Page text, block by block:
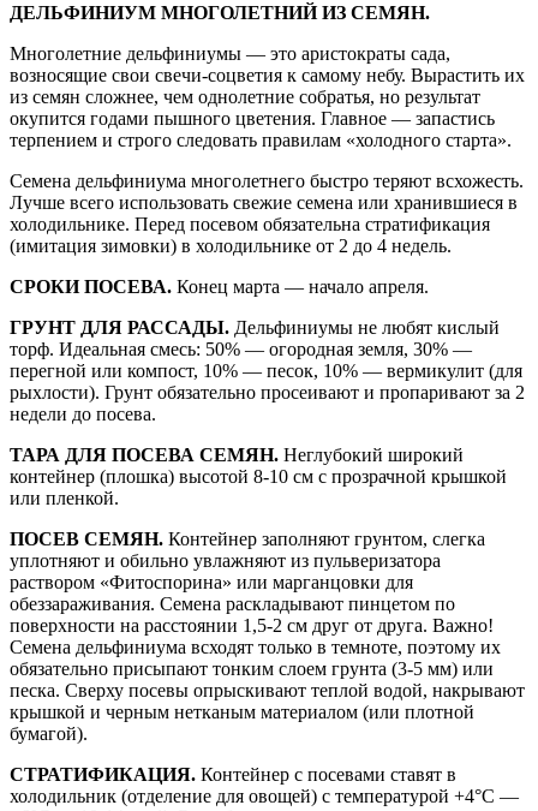
ДЕЛЬФИНИУМ МНОГОЛЕТНИЙ ИЗ СЕМЯН.
Многолетние дельфиниумы — это аристократы сада,
возносящие свои свечи-соцветия к самому небу. Вырастить их
из семян сложнее, чем однолетние собратья, но результат
окупится годами пышного цветения. Главное — запастись
терпением и строго следовать правилам «холодного старта».
Семена дельфиниума многолетнего быстро теряют всхожесть.
Лучше всего использовать свежие семена или хранившиеся в
холодильнике. Перед посевом обязательна стратификация
(имитация зимовки) в холодильнике от 2 до 4 недель.
СРОКИ ПОСЕВА. Конец марта — начало апреля.
ГРУНТ ДЛЯ РАССАДЫ. Дельфиниумы не любят кислый
торф. Идеальная смесь: 50% — огородная земля, 30% —
перегной или компост, 10% — песок, 10% — вермикулит (для
рыхлости). Грунт обязательно просеивают и пропаривают за 2
недели до посева.
ТАРА ДЛЯ ПОСЕВА СЕМЯН. Неглубокий широкий
контейнер (плошка) высотой 8-10 см с прозрачной крышкой
или пленкой.
ПОСЕВ СЕМЯН. Контейнер заполняют грунтом, слегка
уплотняют и обильно увлажняют из пульверизатора
раствором «Фитоспорина» или марганцовки для
обеззараживания. Семена раскладывают пинцетом по
поверхности на расстоянии 1,5-2 см друг от друга. Важно!
Семена дельфиниума всходят только в темноте, поэтому их
обязательно присыпают тонким слоем грунта (3-5 мм) или
песка. Сверху посевы опрыскивают теплой водой, накрывают
крышкой и черным нетканым материалом (или плотной
бумагой).
СТРАТИФИКАЦИЯ. Контейнер с посевами ставят в
холодильник (отделение для овощей) с температурой +4°С —